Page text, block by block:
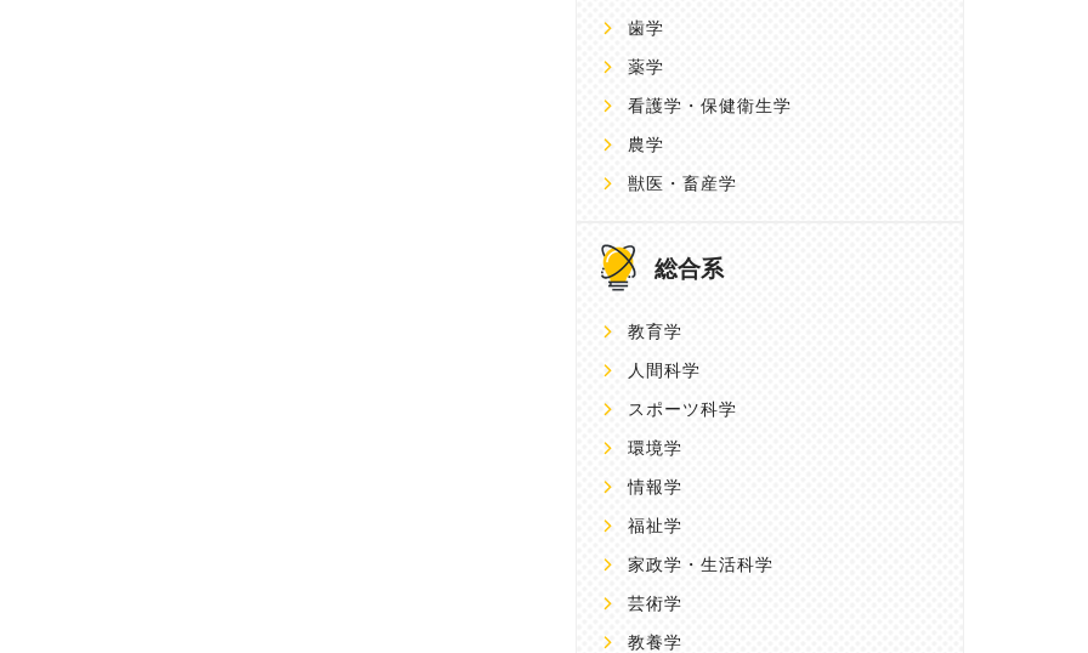
歯学
薬学
看護学・保健衛生学
農学
獣医・畜産学
総合系
教育学
人間科学
スポーツ科学
環境学
情報学
福祉学
家政学・生活科学
芸術学
教養学